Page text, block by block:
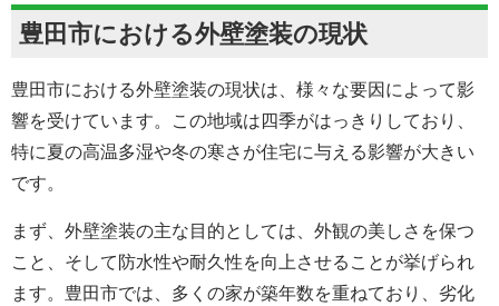
豊田市における外壁塗装の現状
豊田市における外壁塗装の現状は、様々な要因によって影
響を受けています。この地域は四季がはっきりしており、
特に夏の高温多湿や冬の寒さが住宅に与える影響が大きい
です。
まず、外壁塗装の主な目的としては、外観の美しさを保つ
こと、そして防水性や耐久性を向上させることが挙げられ
ます。豊田市では、多くの家が築年数を重ねており、劣化